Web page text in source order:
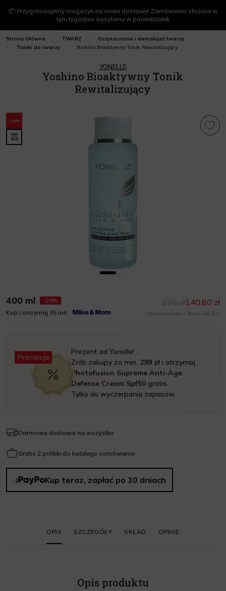
📦 Przygotowujemy magazyn na nowe dostawy! Zamówienia złożone w
tym tygodniu wysyłamy w poniedziałek
Strona Główna TWARZ
Oczyszczanie i demakijaż twarzy
Toniki do twarzy
Yoshino Bioaktywny Tonik Rewitalizujący
YONELLE
Yoshino Bioaktywny Tonik
Rewitalizujący
-20%
400 ml
-20%
Kup i otrzymaj 35 mil
140,80 zł
176 zł
Najniższa cena z 30 dni: 144,32 zł
Promocja
Prezent od Yonelle!
Zrób zakupy za min. 299 zł i otrzymaj
Photofusion Supreme Anti-Age
Defense Cream Spf50 gratis.
Tylko do wyczerpania zapasów.
Darmowa dostawa na wszystko
Gratis 2 próbki do każdego zamówienia
Kup teraz, zapłać po 30 dniach
OPIS SZCZEGÓŁY SKŁAD OPINIE
Opis produktu